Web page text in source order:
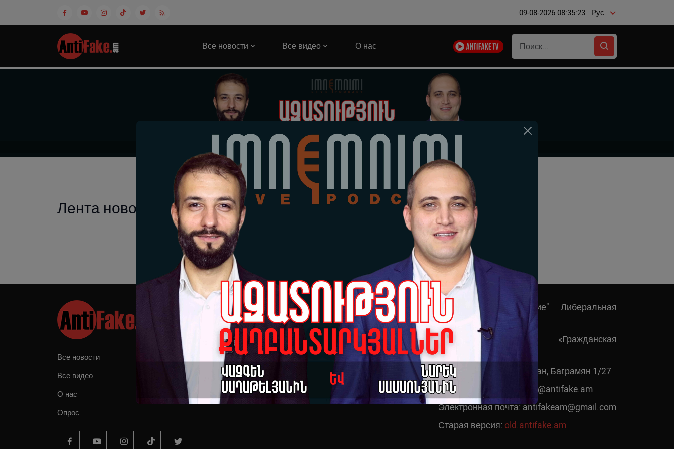
09-08-2026 08:35:23 Рус
Все новости Все видео О нас
Лента новостей
Все новости
Все видео
О нас
Опрос
При составлении котировок активная
ссылка на сайт обязательна. Полная или
частичная трансляция материалов сайта
без ссылки на сайт запрещена. Мнения
авторов публикаций не всегда могут
совпадать с мнением редакции.
"Гражданское сознание" Либеральная
НПО
Либеральная НПО «Гражданская
солидарность»
Адрес: RA, 0019, c. Ереван, Баграмян 1/27
Электронная почта:
info@antifake.am
Электронная почта:antifakeam@gmail.com
Старая версия: old.antifake.am